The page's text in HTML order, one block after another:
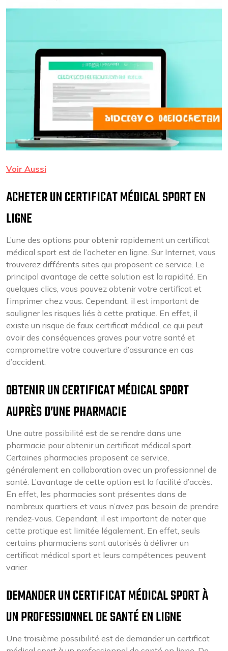
Voir Aussi
ACHETER UN CERTIFICAT MÉDICAL SPORT EN
LIGNE
L’une des options pour obtenir rapidement un certificat
médical sport est de l’acheter en ligne. Sur Internet, vous
trouverez différents sites qui proposent ce service. Le
principal avantage de cette solution est la rapidité. En
quelques clics, vous pouvez obtenir votre certificat et
l’imprimer chez vous. Cependant, il est important de
souligner les risques liés à cette pratique. En effet, il
existe un risque de faux certificat médical, ce qui peut
avoir des conséquences graves pour votre santé et
compromettre votre couverture d’assurance en cas
d’accident.
OBTENIR UN CERTIFICAT MÉDICAL SPORT
AUPRÈS D’UNE PHARMACIE
Une autre possibilité est de se rendre dans une
pharmacie pour obtenir un certificat médical sport.
Certaines pharmacies proposent ce service,
généralement en collaboration avec un professionnel de
santé. L’avantage de cette option est la facilité d’accès.
En effet, les pharmacies sont présentes dans de
nombreux quartiers et vous n’avez pas besoin de prendre
rendez-vous. Cependant, il est important de noter que
cette pratique est limitée légalement. En effet, seuls
certains pharmaciens sont autorisés à délivrer un
certificat médical sport et leurs compétences peuvent
varier.
DEMANDER UN CERTIFICAT MÉDICAL SPORT À
UN PROFESSIONNEL DE SANTÉ EN LIGNE
Une troisième possibilité est de demander un certificat